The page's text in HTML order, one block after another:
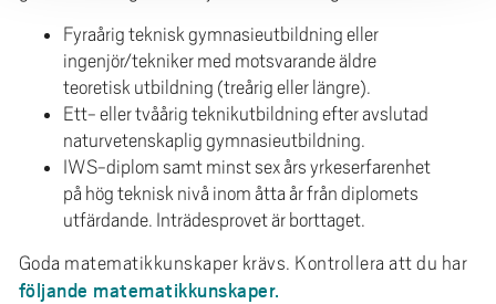
Fyraårig teknisk gymnasieutbildning eller
ingenjör/tekniker med motsvarande äldre
teoretisk utbildning (treårig eller längre).
Ett- eller tvåårig teknikutbildning efter avslutad
naturvetenskaplig gymnasieutbildning.
IWS-diplom samt minst sex års yrkeserfarenhet
på hög teknisk nivå inom åtta år från diplomets
utfärdande. Inträdesprovet är borttaget.
Goda matematikkunskaper krävs. Kontrollera att du har
följande matematikkunskaper.